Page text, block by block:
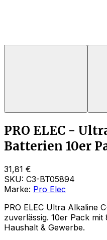
PRO ELEC -
Batterien 10er
31,81 €
SKU: C3-BT05894
Marke: Pro Elec
PRO ELEC Ultra Alkaline
zuverlässig. 10er Pack
Haushalt & Gewerbe.